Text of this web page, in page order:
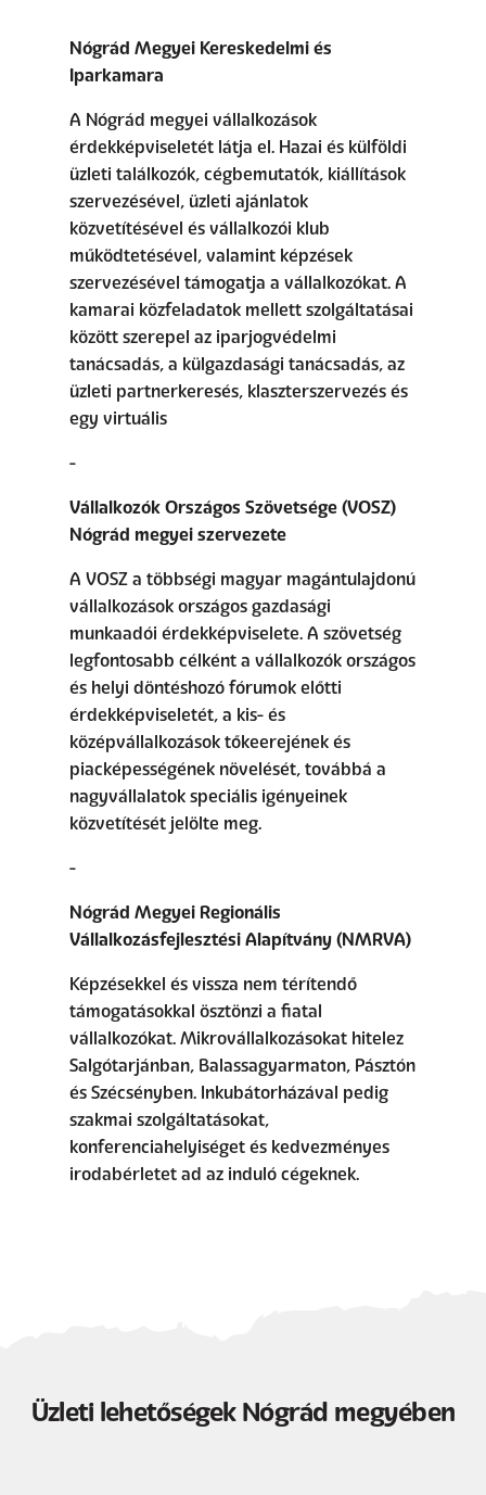
Nógrád Megyei Kereskedelmi és
Iparkamara
A Nógrád megyei vállalkozások
érdekképviseletét látja el. Hazai és külföldi
üzleti találkozók, cégbemutatók, kiállítások
szervezésével, üzleti ajánlatok
közvetítésével és vállalkozói klub
működtetésével, valamint képzések
szervezésével támogatja a vállalkozókat. A
kamarai közfeladatok mellett szolgáltatásai
között szerepel az iparjogvédelmi
tanácsadás, a külgazdasági tanácsadás, az
üzleti partnerkeresés, klaszterszervezés és
egy virtuális
Vállalkozók Országos Szövetsége (VOSZ)
Nógrád megyei szervezete
A VOSZ a többségi magyar magántulajdonú
vállalkozások országos gazdasági
munkaadói érdekképviselete. A szövetség
legfontosabb célként a vállalkozók országos
és helyi döntéshozó fórumok előtti
érdekképviseletét, a kis- és
középvállalkozások tőkeerejének és
piacképességének növelését, továbbá a
nagyvállalatok speciális igényeinek
közvetítését jelölte meg.
Nógrád Megyei Regionális
Vállalkozásfejlesztési Alapítvány (NMRVA)
Képzésekkel és vissza nem térítendő
támogatásokkal ösztönzi a fiatal
vállalkozókat. Mikrovállalkozásokat hitelez
Salgótarjánban, Balassagyarmaton, Pásztón
és Szécsényben. Inkubátorházával pedig
szakmai szolgáltatásokat,
konferenciahelyiséget és kedvezményes
irodabérletet ad az induló cégeknek.
Üzleti lehetőségek Nógrád megyében